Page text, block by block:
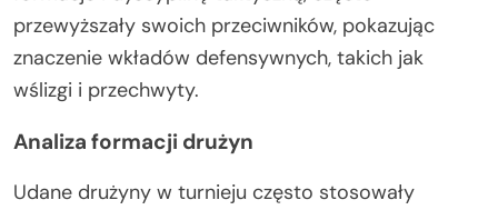
przewyższały swoich przeciwników, pokazując
znaczenie wkładów defensywnych, takich jak
wślizgi i przechwyty.
Analiza formacji drużyn
Udane drużyny w turnieju często stosowały